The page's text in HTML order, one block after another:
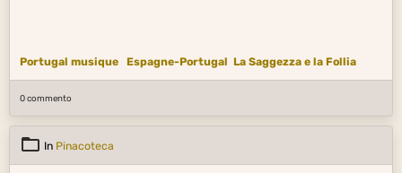
Portugal musique Espagne-Portugal La Saggezza e la Follia
0 commento
In Pinacoteca